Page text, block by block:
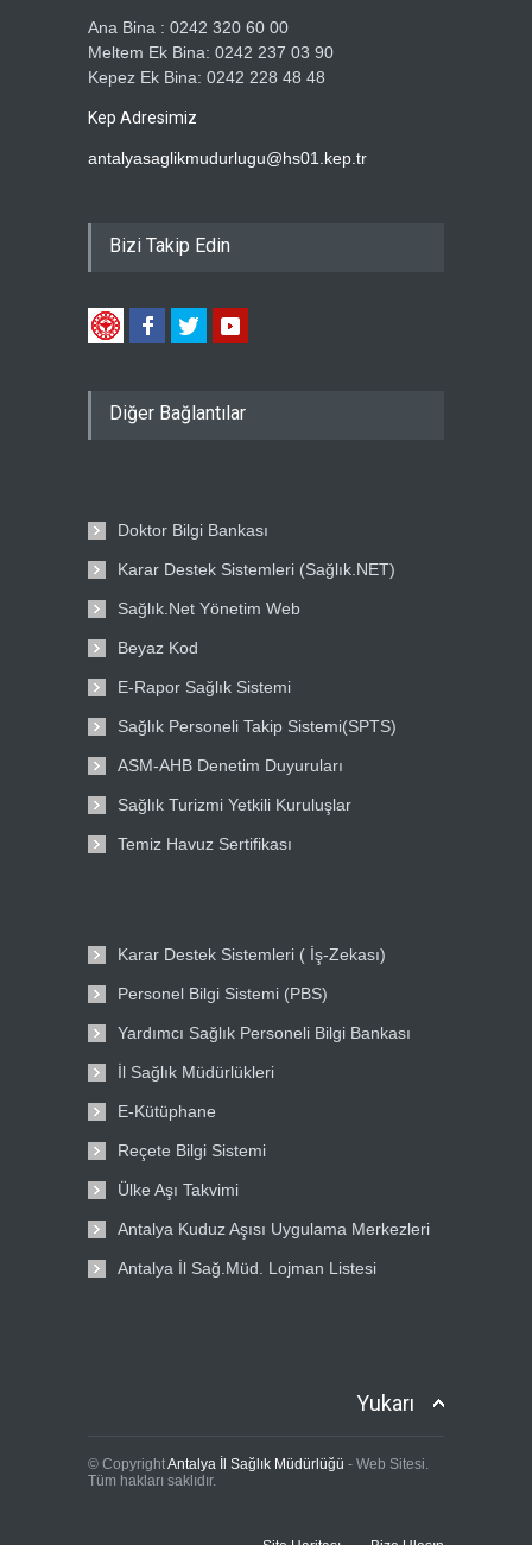
Ana Bina : 0242 320 60 00
Meltem Ek Bina: 0242 237 03 90
Kepez Ek Bina: 0242 228 48 48
Kep Adresimiz
antalyasaglikmudurlugu@hs01.kep.tr
Bizi Takip Edin
Diğer Bağlantılar
Doktor Bilgi Bankası
Karar Destek Sistemleri (Sağlık.NET)
Sağlık.Net Yönetim Web
Beyaz Kod
E-Rapor Sağlık Sistemi
Sağlık Personeli Takip Sistemi(SPTS)
ASM-AHB Denetim Duyuruları
Sağlık Turizmi Yetkili Kuruluşlar
Temiz Havuz Sertifikası
Karar Destek Sistemleri ( İş-Zekası)
Personel Bilgi Sistemi (PBS)
Yardımcı Sağlık Personeli Bilgi Bankası
İl Sağlık Müdürlükleri
E-Kütüphane
Reçete Bilgi Sistemi
Ülke Aşı Takvimi
Antalya Kuduz Aşısı Uygulama Merkezleri
Antalya İl Sağ.Müd. Lojman Listesi
Yukarı
© CopyrightAntalya İl Sağlık Müdürlüğü - Web Sitesi.
Tüm hakları saklıdır.